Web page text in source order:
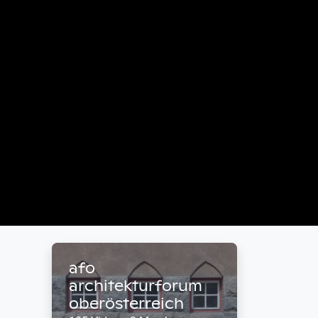
afo
architekturforum
oberösterreich